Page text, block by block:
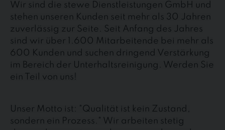
Wir sind die stewe Dienstleistungen GmbH und
stehen unseren Kunden seit mehr als 30 Jahren
zuverlässig zur Seite. Seit Anfang des Jahres
sind wir über 1.600 Mitarbeitende bei mehr als
600 Kunden und suchen dringend Verstärkung
im Bereich der Unterhaltsreinigung. Werden Sie
ein Teil von uns!
Unser Motto ist: "Qualität ist kein Zustand,
sondern ein Prozess." Wir arbeiten stetig